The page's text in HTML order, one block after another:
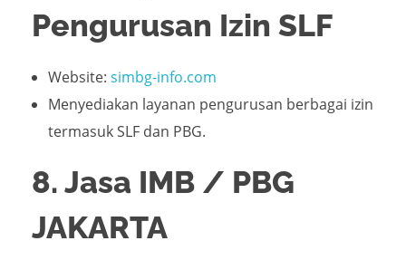
Pengurusan Izin SLF
Website: simbg-info.com
Menyediakan layanan pengurusan berbagai izin
termasuk SLF dan PBG.
8. Jasa IMB / PBG
JAKARTA